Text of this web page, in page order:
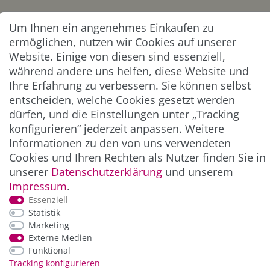
Abonnieren
** Hierbei handelt es sich um ein Pflichtfeld.
ZAHLUNG & VERSAND
*Alle Preise inkl. der gesetzl. MwSt. zzgl.
und Versandkosten
Um Ihnen ein angenehmes Einkaufen zu
ermöglichen, nutzen wir Cookies auf unserer
Website. Einige von diesen sind essenziell,
während andere uns helfen, diese Website und
Ihre Erfahrung zu verbessern. Sie können selbst
entscheiden, welche Cookies gesetzt werden
dürfen, und die Einstellungen unter „Tracking
konfigurieren“ jederzeit anpassen. Weitere
Informationen zu den von uns verwendeten
Cookies und Ihren Rechten als Nutzer finden Sie in
unserer Daten­schutz­erklärung und unserem
Impressum.
Essenziell
Statistik
Marketing
Externe Medien
Funktional
Tracking konfigurieren
© Copyright 2026 Alle Rechte vorbehalten. |